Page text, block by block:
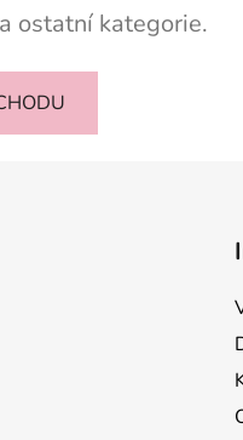
ostatní kategorie.